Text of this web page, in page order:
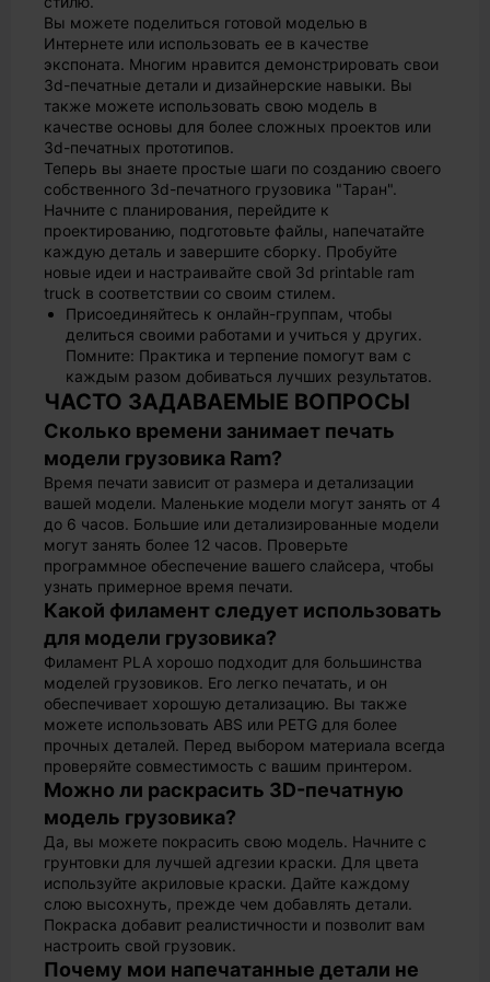
Вы можете поделиться готовой моделью в
Интернете или использовать ее в качестве
экспоната. Многим нравится демонстрировать свои
3d-печатные детали и дизайнерские навыки. Вы
также можете использовать свою модель в
качестве основы для более сложных проектов или
3d-печатных прототипов.
Теперь вы знаете простые шаги по созданию своего
собственного 3d-печатного грузовика "Таран".
Начните с планирования, перейдите к
проектированию, подготовьте файлы, напечатайте
каждую деталь и завершите сборку. Пробуйте
новые идеи и настраивайте свой 3d printable ram
truck в соответствии со своим стилем.
Присоединяйтесь к онлайн-группам, чтобы
делиться своими работами и учиться у других.
Помните: Практика и терпение помогут вам с
каждым разом добиваться лучших результатов.
ЧАСТО ЗАДАВАЕМЫЕ ВОПРОСЫ
Сколько времени занимает печать
модели грузовика Ram?
Время печати зависит от размера и детализации
вашей модели. Маленькие модели могут занять от 4
до 6 часов. Большие или детализированные модели
могут занять более 12 часов. Проверьте
программное обеспечение вашего слайсера, чтобы
узнать примерное время печати.
Какой филамент следует использовать
для модели грузовика?
Филамент PLA хорошо подходит для большинства
моделей грузовиков. Его легко печатать, и он
обеспечивает хорошую детализацию. Вы также
можете использовать ABS или PETG для более
прочных деталей. Перед выбором материала всегда
проверяйте совместимость с вашим принтером.
Можно ли раскрасить 3D-печатную
модель грузовика?
Да, вы можете покрасить свою модель. Начните с
грунтовки для лучшей адгезии краски. Для цвета
используйте акриловые краски. Дайте каждому
слою высохнуть, прежде чем добавлять детали.
Покраска добавит реалистичности и позволит вам
настроить свой грузовик.
Почему мои напечатанные детали не